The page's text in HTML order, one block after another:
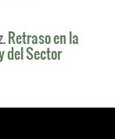
Retraso en la
del Sector